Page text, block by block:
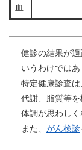
血
健診の結果が
いうわけではあ
特定健康診査
代謝、脂質等を
体調が思わしく
また、 がん検診